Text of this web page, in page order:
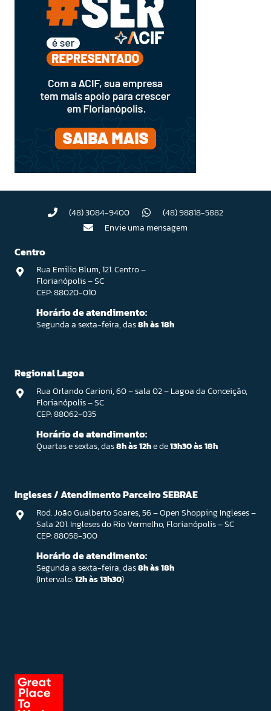
(48) 3084-9400
(48) 98818-5882
Envie uma mensagem
Centro
Rua Emilio Blum, 121. Centro –
Florianópolis – SC
CEP: 88020-010
Horário de atendimento:
Segunda a sexta-feira, das8h às 18h
Regional Lagoa
Rua Orlando Carioni, 60 – sala 02 – Lagoa da Conceição,
Florianópolis – SC
CEP: 88062-035
Horário de atendimento:
Quartas e sextas, das8h às 12he de13h30 às 18h
Ingleses / Atendimento Parceiro SEBRAE
Rod. João Gualberto Soares, 56 – Open Shopping Ingleses –
Sala 201. Ingleses do Rio Vermelho, Florianópolis – SC
CEP: 88058-300
Horário de atendimento:
Segunda a sexta-feira, das8h às 18h
(Intervalo:12h às 13h30)